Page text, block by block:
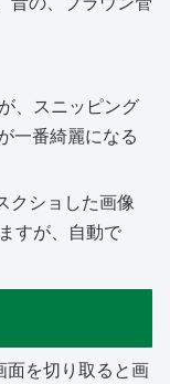
、スニッピング
一番綺麗になる
クショした画像
すが、自動で
面を切り取ると画